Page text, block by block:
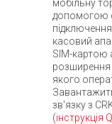
мобільну
допомогою
касовий
SIM-картою
розширення
якого
зв'язку з
(інструкція